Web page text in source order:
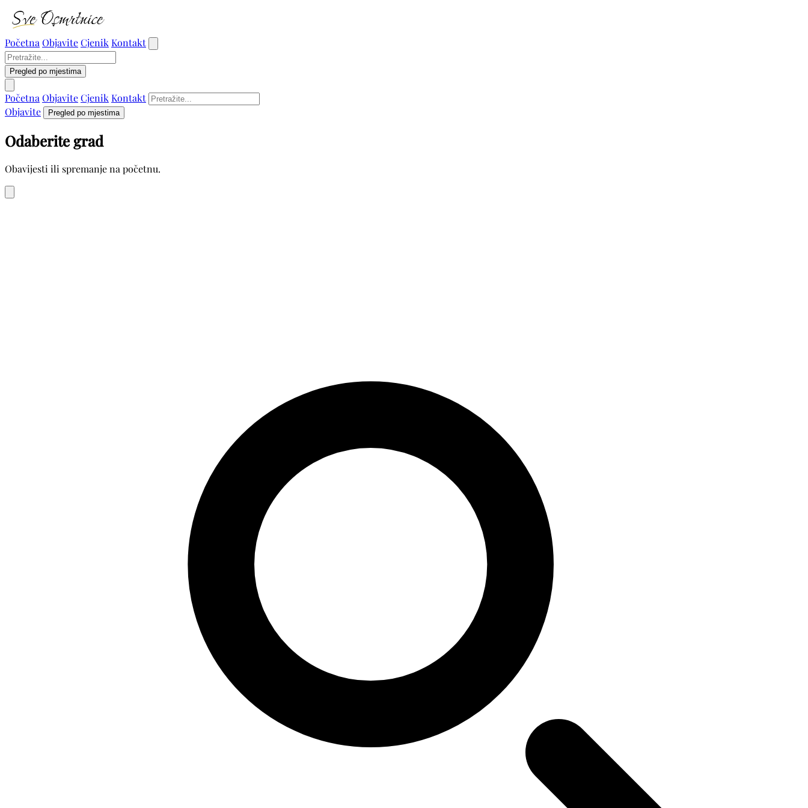
Početna ObjaviteCjenik Kontakt
Pregled po mjestima
Početna ObjaviteCjenik Kontakt
Objavite
Pregled po mjestima
Odaberite grad
Obavijesti ili spremanje na početnu.